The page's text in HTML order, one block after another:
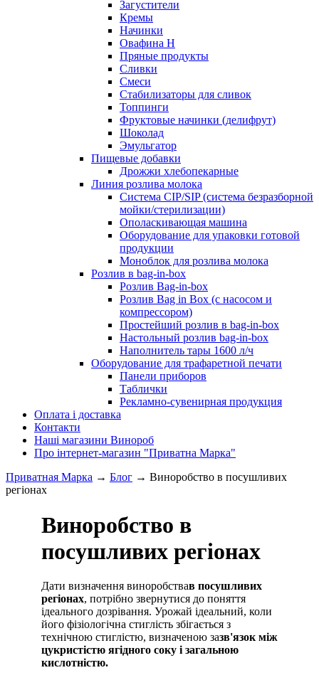
Загустители
Кремы
Начинки
Овафина Н
Пряные продукты
Сливки
Смеси
Стабилизаторы для сливок
Топпинги
Фруктовые начинки (делифрут)
Шоколад
Эмульгатор
Пищевые добавки
Дрожжи хлебопекарные
Линия розлива молока
Система CIP/SIP (система безразборной
мойки/стерилизации)
Ополаскивающая машина
Оборудование для упаковки готовой
продукции
Моноблок для розлива молока
Розлив в bag-in-box
Розлив Bag-in-box
Розлив Bag in Box (с насосом и
компрессором)
Простейший розлив в bag-in-box
Настольный розлив bag-in-box
Наполнитель тары 1600 л/ч
Оборудование для трафаретной печати
Панели приборов
Таблички
Рекламно-сувенирная продукция
Оплата і доставка
Контакти
Наші магазини Винороб
Про інтернет-магазин "Приватна Марка"
Приватная Марка → Блог → Виноробство в посушливих
регіонах
Виноробство в
посушливих регіонах
Дати визначення виноробствав посушливих
регіонах, потрібно звернутися до поняття
ідеального дозрівання. Урожай ідеальний, коли
його фізіологічна стиглість збігається з
технічною стиглістю, визначеною зазв'язок між
цукристістю ягідного соку і загальною
кислотністю.